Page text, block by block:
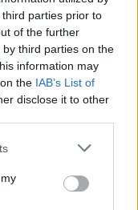
parties prior to
of the further
third parties on the
information may
the IAB’s List of
disclose it to other
Calcio
Racing
12